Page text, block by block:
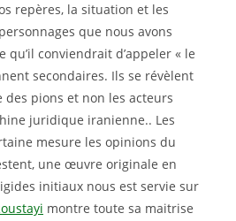
repères, la situation et les
que nous avons
qu’il conviendrait d’appeler « le
secondaires. Ils se révèlent
des pions et non les acteurs
juridique iranienne.. Les
mesure les opinions du
une œuvre originale en
initiaux nous est servie sur
montre toute sa maitrise